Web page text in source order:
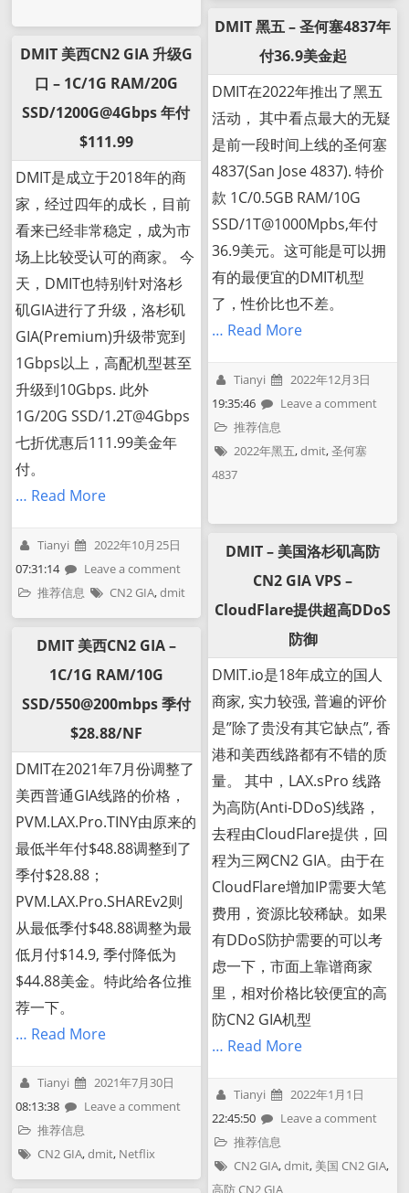
DMIT 美西CN2 GIA 升级G
口 – 1C/1G RAM/20G
SSD/1200G@4Gbps 年付
$111.99
DMIT是成立于2018年的商
家，经过四年的成长，目前
看来已经非常稳定，成为市
场上比较受认可的商家。 今
天，DMIT也特别针对洛杉
矶GIA进行了升级，洛杉矶
GIA(Premium)升级带宽到
1Gbps以上，高配机型甚至
升级到10Gbps. 此外
1G/20G SSD/1.2T@4Gbps
七折优惠后111.99美金年
付。
… Read More
Tianyi
2022年10月25日
07:31:14
Leave a comment
推荐信息
CN2 GIA,dmit
DMIT 美西CN2 GIA –
1C/1G RAM/10G
SSD/550@200mbps 季付
$28.88/NF
DMIT在2021年7月份调整了
美西普通GIA线路的价格，
PVM.LAX.Pro.TINY由原来的
最低半年付$48.88调整到了
季付$28.88；
PVM.LAX.Pro.SHAREv2则
从最低季付$48.88调整为最
低月付$14.9, 季付降低为
$44.88美金。特此给各位推
荐一下。
… Read More
Tianyi
2021年7月30日
08:13:38
Leave a comment
推荐信息
CN2 GIA,dmit, Netflix
DMIT 黑五 – 圣何塞4837年
付36.9美金起
DMIT在2022年推出了黑五
活动， 其中看点最大的无疑
是前一段时间上线的圣何塞
4837(San Jose 4837). 特价
款 1C/0.5GB RAM/10G
SSD/1T@1000Mpbs,年付
36.9美元。这可能是可以拥
有的最便宜的DMIT机型
了，性价比也不差。
… Read More
Tianyi
2022年12月3日
19:35:46
Leave a comment
推荐信息
2022年黑五,dmit,圣何塞
4837
DMIT – 美国洛杉矶高防
CN2 GIA VPS –
CloudFlare提供超高DDoS
防御
DMIT.io是18年成立的国人
商家, 实力较强, 普遍的评价
是”除了贵没有其它缺点”, 香
港和美西线路都有不错的质
量。 其中，LAX.sPro 线路
为高防(Anti-DDoS)线路，
去程由CloudFlare提供，回
程为三网CN2 GIA。由于在
CloudFlare增加IP需要大笔
费用，资源比较稀缺。如果
有DDoS防护需要的可以考
虑一下，市面上靠谱商家
里，相对价格比较便宜的高
防CN2 GIA机型
… Read More
Tianyi
2022年1月1日
22:45:50
Leave a comment
推荐信息
CN2 GIA,dmit, 美国 CN2 GIA,
高防 CN2 GIA